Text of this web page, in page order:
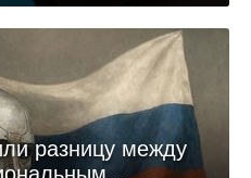
разницу между